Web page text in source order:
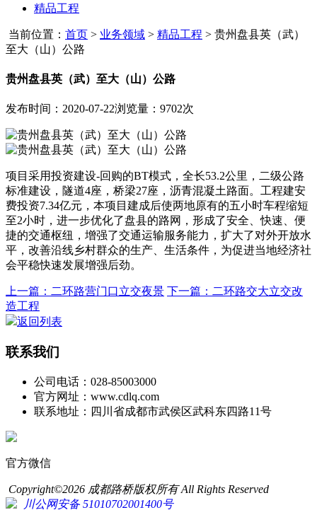
精品工程
当前位置： 首页 > 业务领域 > 精品工程 > 贵州盘县英（武）
至大（山）公路
贵州盘县英（武）至大（山）公路
发布时间：2020-07-22浏览量：9702次
项目采用投资建设-回购的BT模式，全长53.2公里，二级公路
标准建设，隧道4座，桥梁27座，沥青混凝土路面。工程建安
费投资7.34亿元，本项目建成后使两地原有的五小时车程缩短
至2小时，进一步优化了盘县的路网，形成了安全、快速、便
捷的交通枢纽，增强了交通运输服务能力，扩大了对外开放水
平，改善沿线乡村群众的生产、生活条件，为促进当地经济社
会平稳快速发展增强后劲。
上一篇：二环路营门口立交夜景 下一篇：二环路交大立交改
造工程
返回列表
联系我们
公司电话：028-85003000
官方网址：www.cdlq.com
联系地址：四川省成都市武侯区武科东四路11号
官方微信
Copyright©2026 成都路桥版权所有 All Rights Reserved
川公网安备 51010702001400号